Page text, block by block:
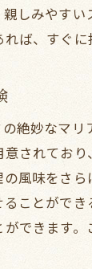
ート付きプ
区でさらに
ナーに最適な
しい料理と
会におすす
ゃれな女子会
前に確認した
しみやす
ば、すぐに
絶妙なマ
されてお
風味をさ
ことがで
できます